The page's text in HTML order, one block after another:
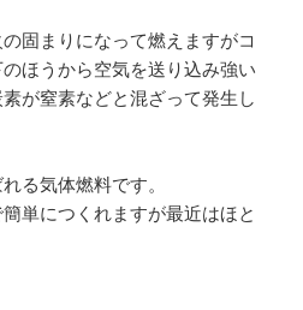
固まりになって燃えますがコ
ほうから空気を送り込み強い
が窒素などと混ざって発生し
る気体燃料です。
単につくれますが最近はほと